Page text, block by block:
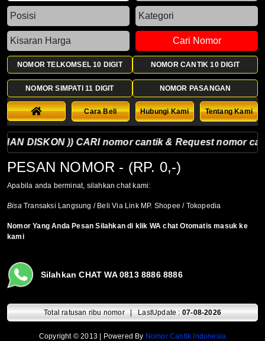
Cari Nomor
NOMOR TELKOMSEL 10 DIGIT NOMOR CANTIK 10 DIGIT
NOMOR SIMPATI 11 DIGIT NOMOR PASANGAN
Cara Beli Hubungi Kami Tentang Kami
DISKON )) CARI nomor cantik & Request
PESAN NOMOR - (RP. 0,-)
Apabila anda berminat, silahkan chat kami:
BisaTransaksi Langsung / Beli Via Link MP. Shopee / Tokopedia
Nomor Yang Anda Pesan Silahkan di klik WA chat Otomatis masuk ke
kami
Silahkan CHAT WA 0813 8886 8886
Total ratusan ribu nomor | LastUpdate :07-08-2026
Copyright © 2013 | Powered By Nomor Cantik Indonesia